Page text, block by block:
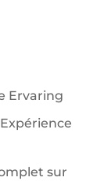
Ervaring
sur